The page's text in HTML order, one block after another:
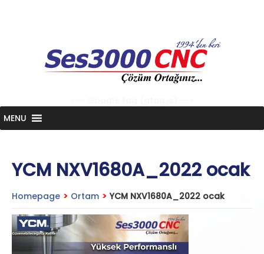
content
MENU
YCM NXV1680A_2022 ocak
Homepage > Ortam > YCM NXV1680A_2022 ocak